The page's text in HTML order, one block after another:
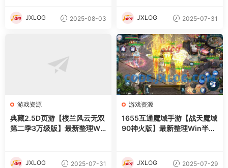
地注册+加解密工具+运维后台
+管理后台+代理后台+CDK授
JXLOG 2025-08-03
+视频教程
JXLOG 2025-07-31
游戏资源
典藏2.5D页游【楼兰风云无双
第二季3万级版】最新整理Wi
JXLOG 2025-07-31
游戏资源
1655互通魔域手游【战天魔域
90神火版】最新整理Win半手
频教程JXLOG 2025-07-29